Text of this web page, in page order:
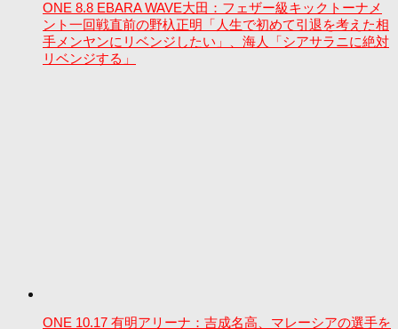
ONE 8.8 EBARA WAVE大田：フェザー級キックトーナメ
ント一回戦直前の野杁正明「人生で初めて引退を考えた相
手メンヤンにリベンジしたい」、海人「シアサラニに絶対
リベンジする」
ONE 10.17 有明アリーナ：吉成名高、マレーシアの選手を